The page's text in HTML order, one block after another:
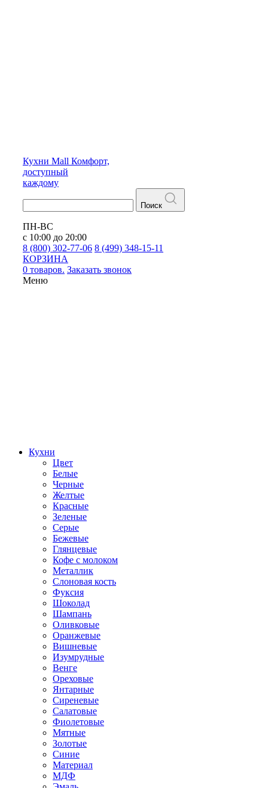
Кухни Mall Комфорт,
доступный
каждому
Поиск
ПН-ВС
с 10:00 до 20:00
8 (800) 302-77-06 8 (499) 348-15-11
КОРЗИНА
0 товаров. Заказать звонок
Меню
Кухни
Цвет
Белые
Черные
Желтые
Красные
Зеленые
Серые
Бежевые
Глянцевые
Кофе с молоком
Металлик
Слоновая кость
Фуксия
Шоколад
Шампань
Оливковые
Оранжевые
Вишневые
Изумрудные
Венге
Ореховые
Янтарные
Сиреневые
Салатовые
Фиолетовые
Мятные
Золотые
Синие
Материал
МДФ